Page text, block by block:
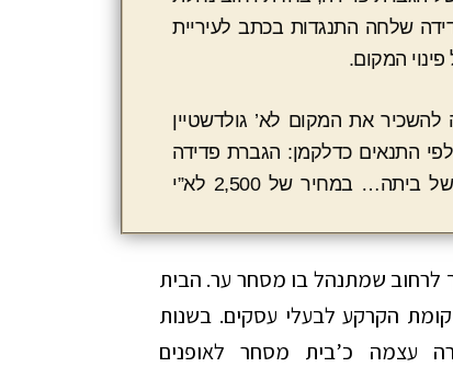
פדידה שלחה התנגדות בכתב לעיריית
המקום.
את המקום לא’ גולדשטיין
התנאים כדלקמן: הגברת פדידה
מסכימה להשכיר לא’ גולדשטיין את חלקה מהחצר של ביתה… במחיר של 2,500 לא”י
לרחוב שמתנהל בו מסחר ער. הבית
הקרקע לבעלי עסקים. בשנות
עצמה כ’בית מסחר לאופנים